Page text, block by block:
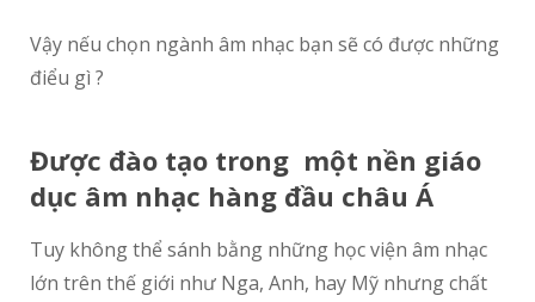
Vậy nếu chọn ngành âm nhạc bạn sẽ có được những
điểu gì ?
Được đào tạo trong một nền giáo
dục âm nhạc hàng đầu châu Á
Tuy không thể sánh bằng những học viện âm nhạc
lớn trên thế giới như Nga, Anh, hay Mỹ nhưng chất